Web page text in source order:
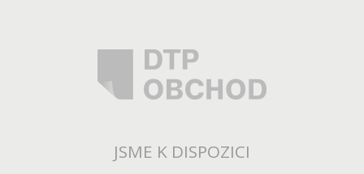
JSME K DISPOZICI